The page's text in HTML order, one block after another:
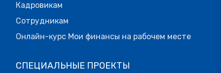
Кадровикам
Сотрудникам
Онлайн-курс Мои финансы на рабочем месте
СПЕЦИАЛЬНЫЕ ПРОЕКТЫ